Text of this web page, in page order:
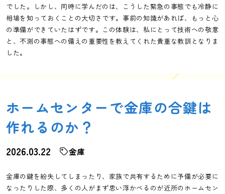
でした。しかし、同時に学んだのは、こうした緊急の事態でも冷静に
相場を知っておくことの大切さです。事前の知識があれば、もっと心
の準備ができていたはずです。この体験は、私にとって技術への敬意
と、不測の事態への備えの重要性を教えてくれた貴重な教訓となりま
した。
ホームセンターで金庫の合鍵は
作れるのか？
2026.03.22 金庫
金庫の鍵を紛失してしまったり、家族で共有するために予備が必要に
なったりした際、多くの人がまず思い浮かべるのが近所のホームセン